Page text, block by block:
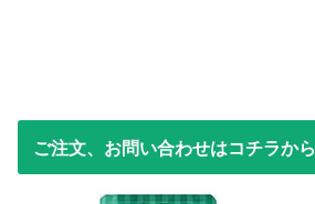
ご注文、お問い合わせはコチラから